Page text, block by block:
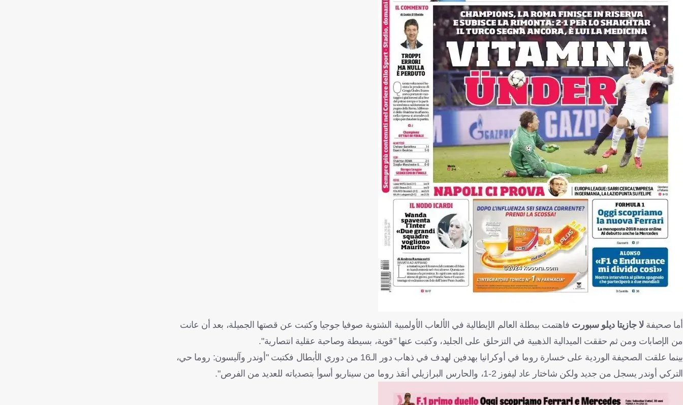
أما صحيفةلا جازيتا ديلو سبورت فاهتمت ببطلة العالم الإيطالية في الألعاب الأولمبية الشتوية صوفيا جوجيا وكتبت عن قصتها الجميلة، بعد أن عانت
من الإصابات ومن ثم حققت الميدالية الذهبية في التزحلق على الجليد، وكتبت عنها "قوية، بسيطة وصاحبة عقلية انتصارية".
بينما علقت الصحيفة الوردية على خسارة روما في أوكرانيا بهدفين لهدف في ذهاب دور الـ16 من دوري الأبطال فكتبت "أوندر وآليسون: روما حي،
التركي أوندر يسجل من جديد ولكن شاختار عاد ليفوز 2-1، والحارس البرازيلي أنقذ روما من سيناريو أسوأ بتصدياته للعديد من الفرص".